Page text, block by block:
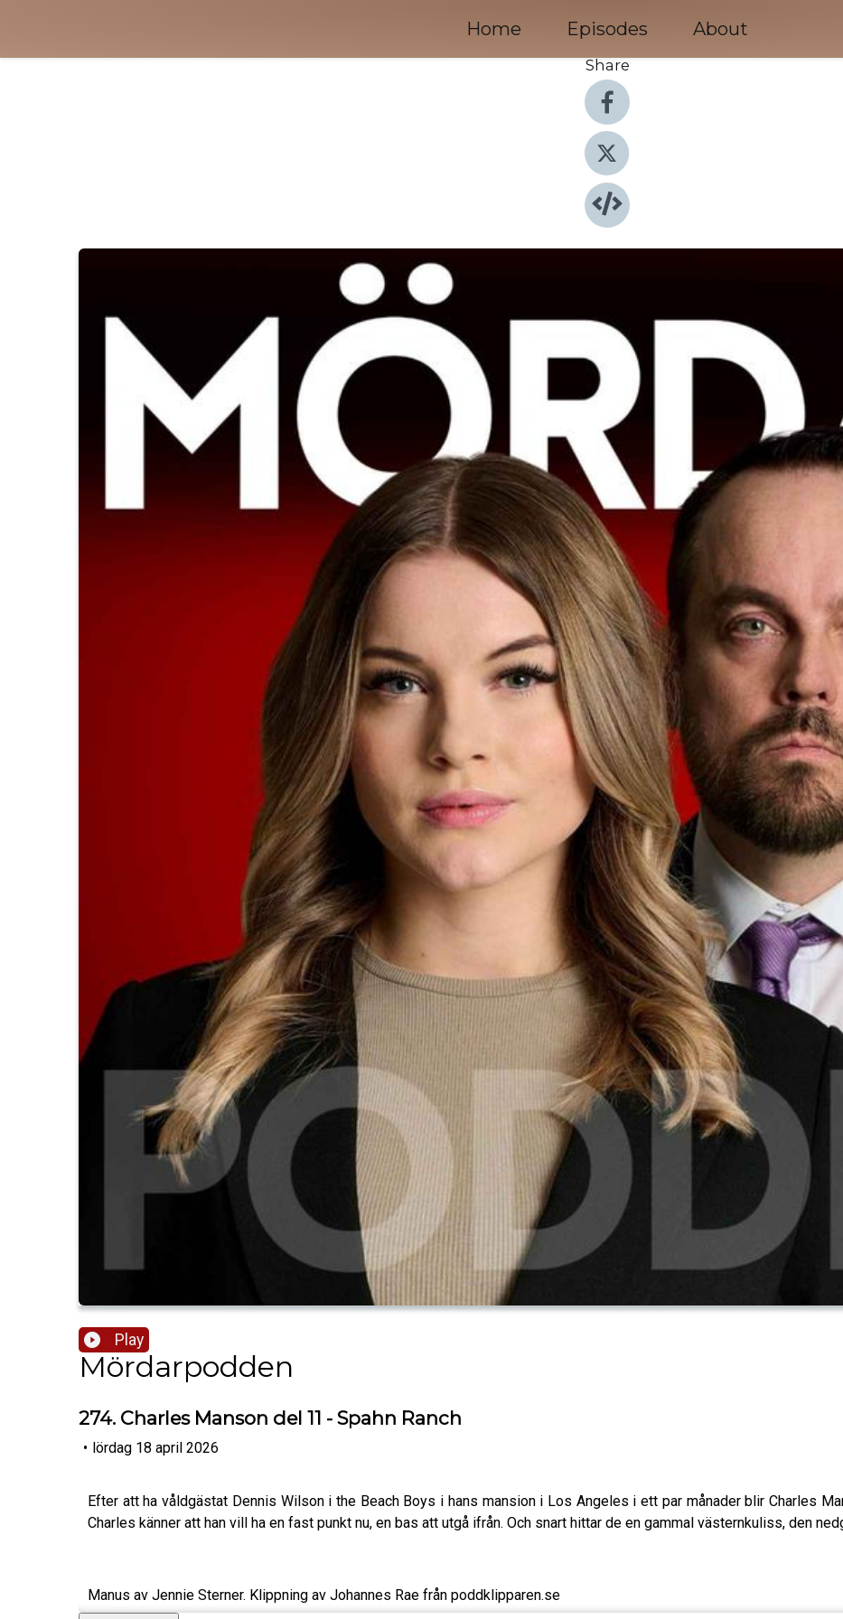
Home Episodes About
Share
Play
Mördarpodden
274. Charles Manson del 11 - Spahn Ranch
• lördag 18 april 2026
Efter att ha våldgästat Dennis Wilson i the Beach Boys i hans mansion i Los Angeles i ett par månader blir Charles
Charles känner att han vill ha en fast punkt nu, en bas att utgå ifrån. Och snart hittar de en gammal västernkuliss, den
Manus av Jennie Sterner. Klippning av Johannes Rae från poddklipparen.se